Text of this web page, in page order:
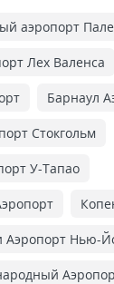
аэропорт
Лех Валенса
Барнаул
Стокгольм
У-Тапао
Аэропорт Нью-